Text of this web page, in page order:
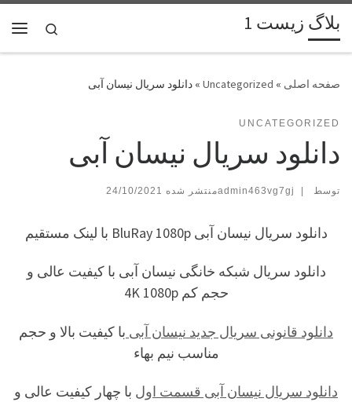
پرش به محتوا بلاگ زیست 1
Search
»
Uncategorized
» دانلود سریال نیسان آبی
UNCATEGORIZED
دانلود سریال نیسان آبی
توسط admin463vg7gj |
24/10/2021
دانلود سریال نیسان آبی BluRay 1080p با لینک مستقیم
دانلود سریال شبکه خانگی نیسان آبی با کیفیت عالی و
حجم کم 4K 1080p
دانلود قانونی سریال جدید نیسان آبی با کیفیت بالا و حجم
مناسب نیم بهاء
دانلود سریال نیسان آبی قسمت اول با چهار کیفیت عالی و